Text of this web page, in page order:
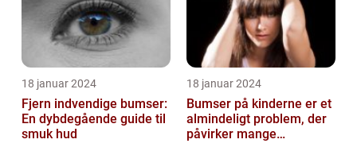
18 januar 2024
Fjern indvendige bumser:
En dybdegående guide til
smuk hud
18 januar 2024
Bumser på kinderne er et
almindeligt problem, der
påvirker mange